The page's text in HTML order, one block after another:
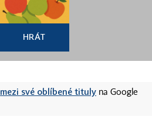
HRÁT
mezi své oblíbené tituly na Google